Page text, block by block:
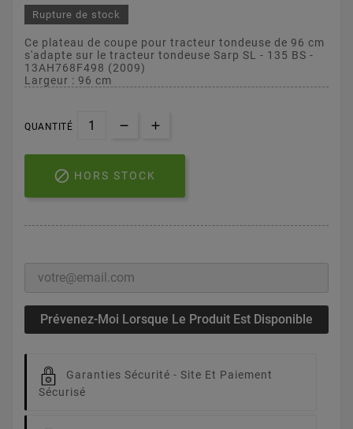
Rupture de stock
Ce plateau de coupe pour tracteur tondeuse de 96 cm
s'adapte sur le tracteur tondeuse Sarp SL - 135 BS -
13AH768F498 (2009)
Largeur : 96 cm
QUANTITÉ
 HORS STOCK
Prévenez-Moi Lorsque Le Produit Est Disponible
Garanties Sécurité - Site Et Paiement
Sécurisé